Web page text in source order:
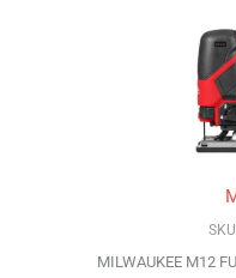
MILWAUKEE M12